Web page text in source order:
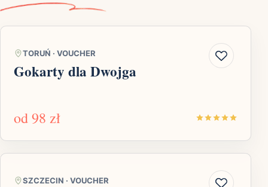
TORUŃ · VOUCHER
Gokarty dla Dwojga
od98 zł
SZCZECIN · VOUCHER